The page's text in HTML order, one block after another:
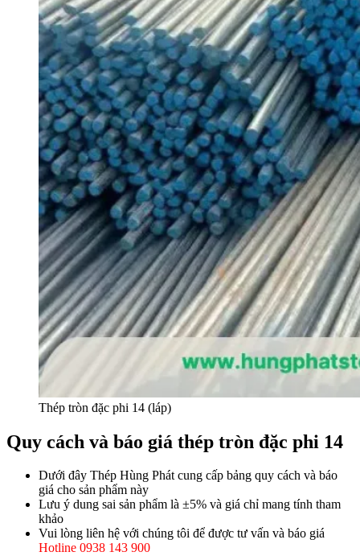
Thép tròn đặc phi 14 (láp)
Quy cách và báo giá thép tròn đặc phi 14
Dưới đây Thép Hùng Phát cung cấp bảng quy cách và báo
giá cho sản phẩm này
Lưu ý dung sai sản phẩm là ±5% và giá chỉ mang tính tham
khảo
Vui lòng liên hệ với chúng tôi để được tư vấn và báo giá
Hotline 0938 143 900